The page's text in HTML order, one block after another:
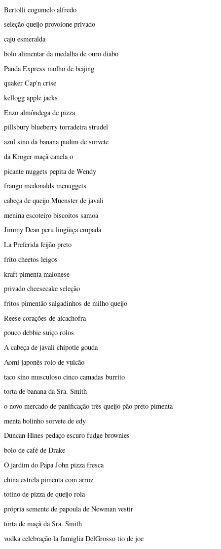
Bertolli cogumelo alfredo
seleção queijo provolone privado
caju esmeralda
bolo alimentar da medalha de ouro diabo
Panda Express molho de beijing
quaker Cap'n crise
kellogg apple jacks
Enzo almôndega de pizza
pillsbury blueberry torradeira strudel
azul sino da banana pudim de sorvete
da Kroger maçã canela o
picante nuggets pepita de Wendy
frango mcdonalds mcnuggets
cabeça de queijo Muenster de javali
menina escoteiro biscoitos samoa
Jimmy Dean peru lingüiça empada
La Preferida feijão preto
frito cheetos leigos
kraft pimenta maionese
privado cheesecake seleção
fritos pimentão salgadinhos de milho queijo
Reese corações de alcachofra
pouco debbie suíço rolos
A cabeça de javali chipotle gouda
Aomi japonês rolo de vulcão
taco sino musculoso cinco camadas burrito
torta de banana da Sra. Smith
o novo mercado de panificação três queijo pão preto pimenta
menta bolinho sorvete de edy
Duncan Hines pedaço escuro fudge brownies
bolo de café de Drake
O jardim do Papa John pizza fresca
china estrela pimenta com arroz
totino de pizza de queijo rola
própria semente de papoula de Newman vestir
torta de maçã da Sra. Smith
vodka celebração la famiglia DelGrosso tio de joe